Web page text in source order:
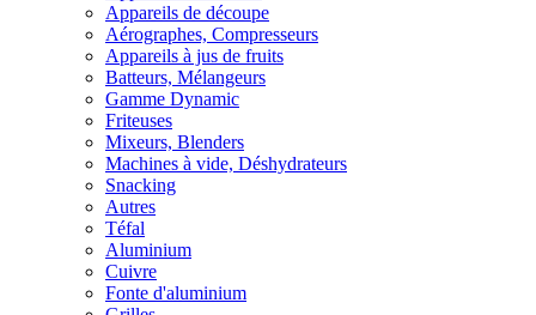
Appareils de découpe
Aérographes, Compresseurs
Appareils à jus de fruits
Batteurs, Mélangeurs
Gamme Dynamic
Friteuses
Mixeurs, Blenders
Machines à vide, Déshydrateurs
Snacking
Autres
Téfal
Aluminium
Cuivre
Fonte d'aluminium